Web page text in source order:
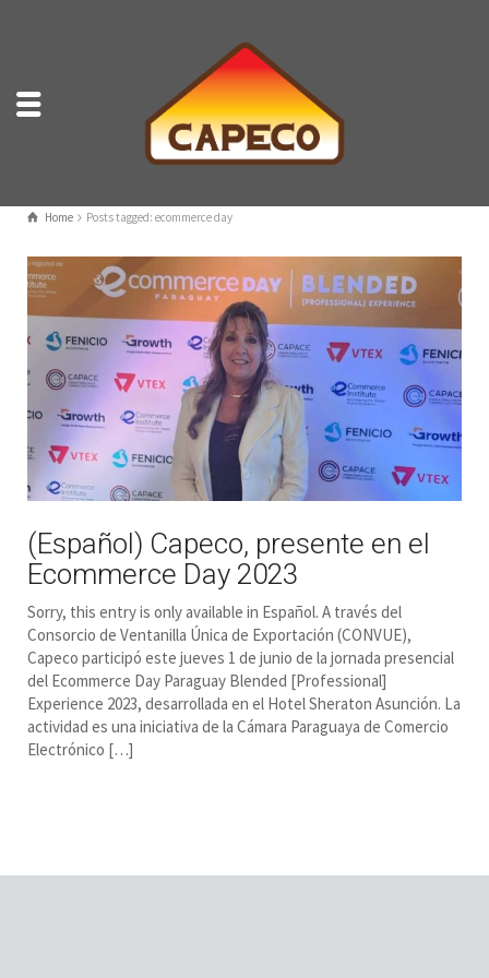
Home Posts tagged: ecommerce day
(Español) Capeco, presente en el
Ecommerce Day 2023
Sorry, this entry is only available in Español. A través del
Consorcio de Ventanilla Única de Exportación (CONVUE),
Capeco participó este jueves 1 de junio de la jornada presencial
del Ecommerce Day Paraguay Blended [Professional]
Experience 2023, desarrollada en el Hotel Sheraton Asunción. La
actividad es una iniciativa de la Cámara Paraguaya de Comercio
Electrónico […]